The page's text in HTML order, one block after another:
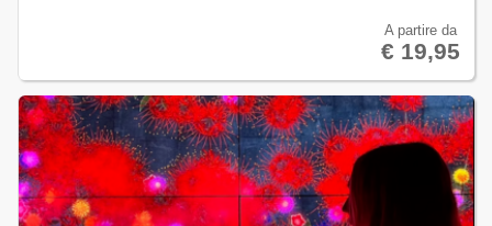
A partire da
€ 19,95